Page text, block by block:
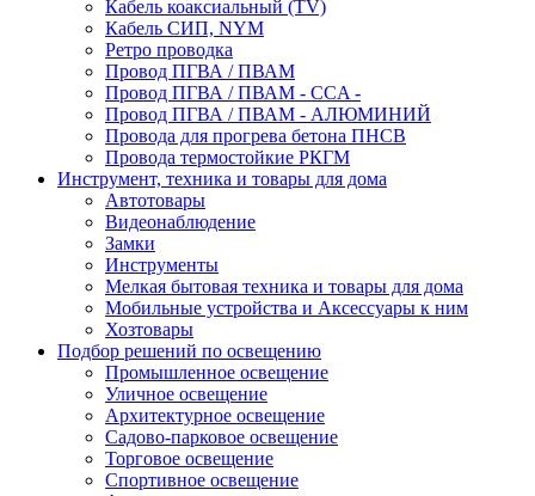
Кабель коаксиальный (TV)
Кабель СИП, NYM
Ретро проводка
Провод ПГВА / ПВАМ
Провод ПГВА / ПВАМ - CCA -
Провод ПГВА / ПВАМ - АЛЮМИНИЙ
Провода для прогрева бетона ПНСВ
Провода термостойкие РКГМ
Инструмент, техника и товары для дома
Автотовары
Видеонаблюдение
Замки
Инструменты
Мелкая бытовая техника и товары для дома
Мобильные устройства и Аксессуары к ним
Хозтовары
Подбор решений по освещению
Промышленное освещение
Уличное освещение
Архитектурное освещение
Садово-парковое освещение
Торговое освещение
Спортивное освещение